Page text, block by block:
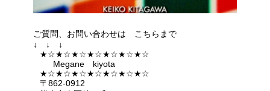
ご質問、お問い合わせは こちらまで
↓ ↓ ↓
★☆★☆★☆★☆★☆★☆★☆
Megane kiyota
★☆★☆★☆★☆★☆★☆★☆
〒862-0912